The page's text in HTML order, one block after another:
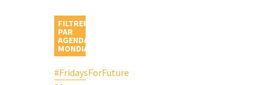
FILTRER
PAR
AGENDAS
MONDIAUX
#FridaysForFuture